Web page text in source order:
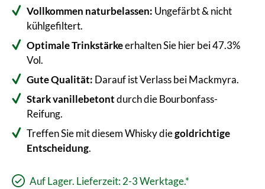
Vollkommen naturbelassen: Ungefärbt & nicht
kühlgefiltert.
Optimale Trinkstärkeerhalten Sie hier bei 47.3%
Vol.
Gute Qualität: Darauf ist Verlass bei Mackmyra.
Stark vanillebetontdurch die Bourbonfass-
Reifung.
Treffen Sie mit diesem Whisky diegoldrichtige
Entscheidung.
Auf Lager. Lieferzeit: 2-3 Werktage.*